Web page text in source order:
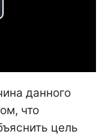
данного
что
цель